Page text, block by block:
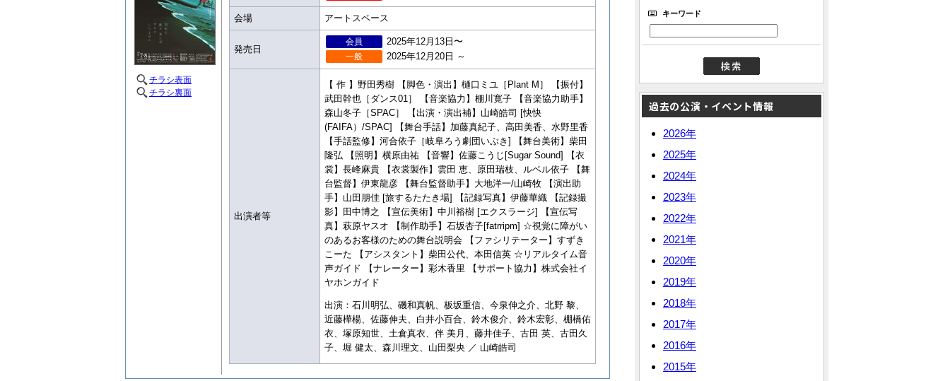
チラシ表面
チラシ裏面
会場 アートスペース
発売日
会員 2025年12月13日〜
一般 2025年12月20日 ～
出演者等
【 作 】野田秀樹 【脚色・演出】樋口ミユ［Plant M］ 【振付】
武田幹也［ダンス01］ 【音楽協力】棚川寛子 【音楽協力助手】
森山冬子［SPAC］ 【出演・演出補】山崎皓司 [快快
(FAIFA）/SPAC] 【舞台手話】加藤真紀子、高田美香、水野里香
【手話監修】河合依子［岐阜ろう劇団いぶき] 【舞台美術】柴田
隆弘 【照明】横原由祐 【音響】佐藤こうじ[Sugar Sound] 【衣
裳】長峰麻貴 【衣裳製作】雲田 恵、原田瑞枝、ルベル依子 【舞
台監督】伊東龍彦 【舞台監督助手】大地洋一/山崎牧 【演出助
手】山田朋佳 [旅するたたき場] 【記録写真】伊藤華織 【記録撮
影】田中博之 【宣伝美術】中川裕樹 [エクスラージ] 【宣伝写
真】萩原ヤスオ 【制作助手】石坂杏子[fatrripm] ☆視覚に障がい
のあるお客様のための舞台説明会 【ファシリテーター】すずき
こーた 【アシスタント】柴田公代、本田信英 ☆リアルタイム音
声ガイド 【ナレーター】彩木香里 【サポート協力】株式会社イ
ヤホンガイド
出演：石川明弘、磯和真帆、板坂重信、今泉伸之介、北野 黎、
近藤樺楊、佐藤伸夫、白井小百合、鈴木俊介、鈴木宏彰、棚橋佑
衣、塚原知世、土倉真衣、伴 美月、藤井佳子、古田 英、古田久
子、堀 健太、森川理文、山田梨央 ／ 山崎皓司
キーワード
過去の公演・イベント情報
2026年
2025年
2024年
2023年
2022年
2021年
2020年
2019年
2018年
2017年
2016年
2015年